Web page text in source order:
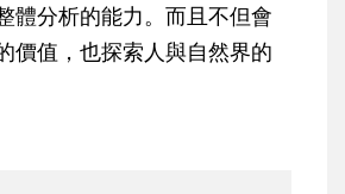
體分析的能力。而且不但會
價值，也探索人與自然界的